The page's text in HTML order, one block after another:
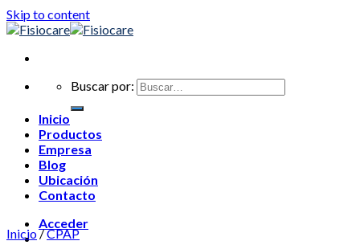
Skip to content
Buscar por:
Inicio
Productos
Empresa
Blog
Ubicación
Contacto
Acceder
Inicio/CPAP